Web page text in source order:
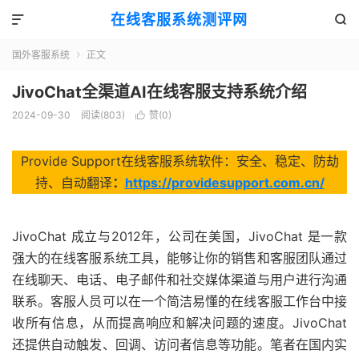
在线客服系统测评网 

国外客服系统  正文
JivoChat全渠道AI在线客服支持系统介绍
2024-09-30 阅读(803)  赞(0)
Provide Support在线客服系统软件：安全、稳定、防劫
持、自动翻译： https://providesupport.com.cn/
JivoChat 成立与2012年，公司在美国，JivoChat 是一款
强大的在线客服系统工具，能够让你的销售和客服团队通过
在线聊天、电话、电子邮件和社交媒体渠道与用户进行沟通
联系。客服人员可以在一个简洁易懂的在线客服工作台中接
收所有信息，从而提高响应和解决问题的速度。JivoChat
还提供自动触发、回调、访问者信息等功能。笔者在国内实